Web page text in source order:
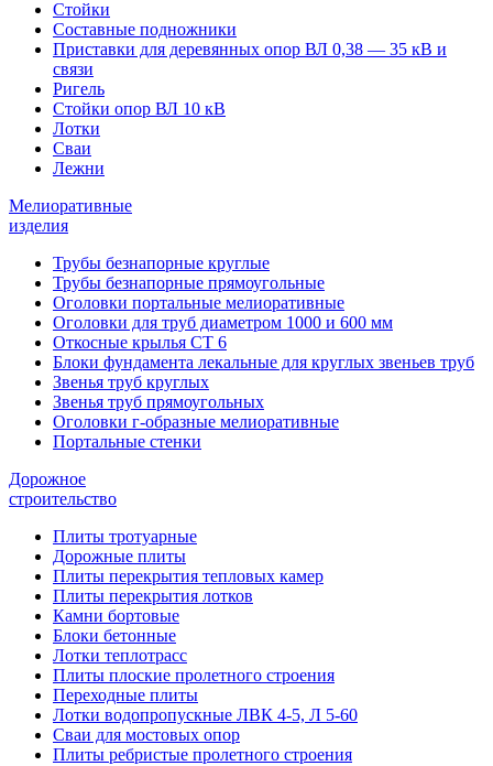
Стойки
Составные подножники
Приставки для деревянных опор ВЛ 0,38 — 35 кВ и
связи
Ригель
Стойки опор ВЛ 10 кВ
Лотки
Сваи
Лежни
Мелиоративные
изделия
Трубы безнапорные круглые
Трубы безнапорные прямоугольные
Оголовки портальные мелиоративные
Оголовки для труб диаметром 1000 и 600 мм
Откосные крылья СТ 6
Блоки фундамента лекальные для круглых звеньев труб
Звенья труб круглых
Звенья труб прямоугольных
Оголовки г-образные мелиоративные
Портальные стенки
Дорожное
строительство
Плиты тротуарные
Дорожные плиты
Плиты перекрытия тепловых камер
Плиты перекрытия лотков
Камни бортовые
Блоки бетонные
Лотки теплотрасс
Плиты плоские пролетного строения
Переходные плиты
Лотки водопропускные ЛВК 4-5, Л 5-60
Сваи для мостовых опор
Плиты ребристые пролетного строения